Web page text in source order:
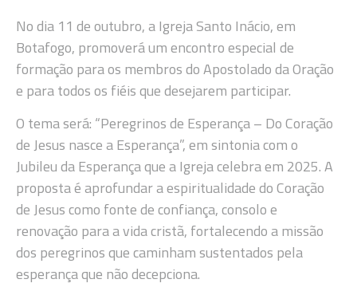
No dia 11 de outubro, a Igreja Santo Inácio, em
Botafogo, promoverá um encontro especial de
formação para os membros do Apostolado da Oração
e para todos os fiéis que desejarem participar.
O tema será: “Peregrinos de Esperança – Do Coração
de Jesus nasce a Esperança”, em sintonia com o
Jubileu da Esperança que a Igreja celebra em 2025. A
proposta é aprofundar a espiritualidade do Coração
de Jesus como fonte de confiança, consolo e
renovação para a vida cristã, fortalecendo a missão
dos peregrinos que caminham sustentados pela
esperança que não decepciona.